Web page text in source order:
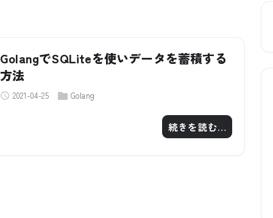
GolangでSQLiteを使いデータを蓄積する
方法
2021-04-25 Golang
続きを読む…